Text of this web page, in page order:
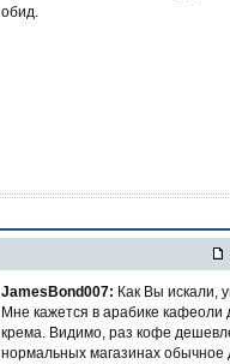
обид.
JamesBond007: Как Вы искали,
Мне кажется в арабике
крема. Видимо, раз кофе
нормальных магазинах